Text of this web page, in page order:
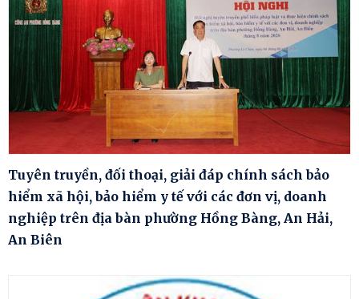
Tuyên truyền, đối thoại, giải đáp chính sách bảo
hiểm xã hội, bảo hiểm y tế với các đơn vị, doanh
nghiệp trên địa bàn phường Hồng Bàng, An Hải,
An Biên